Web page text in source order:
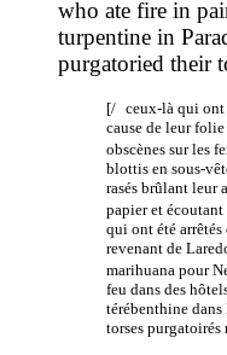
who ate fire in
turpentine in
purgatoried their
[/ ceux-là qui ont
cause de leur
obscènes sur les
blottis en sous-
rasés brûlant leur
papier et
qui ont été arrêtés
revenant de
marihuana pour
feu dans des
térébenthine
torses